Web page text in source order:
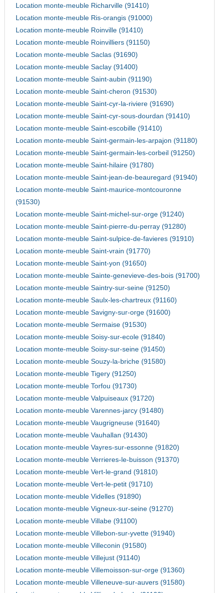
Location monte-meuble Richarville (91410)
Location monte-meuble Ris-orangis (91000)
Location monte-meuble Roinville (91410)
Location monte-meuble Roinvilliers (91150)
Location monte-meuble Saclas (91690)
Location monte-meuble Saclay (91400)
Location monte-meuble Saint-aubin (91190)
Location monte-meuble Saint-cheron (91530)
Location monte-meuble Saint-cyr-la-riviere (91690)
Location monte-meuble Saint-cyr-sous-dourdan (91410)
Location monte-meuble Saint-escobille (91410)
Location monte-meuble Saint-germain-les-arpajon (91180)
Location monte-meuble Saint-germain-les-corbeil (91250)
Location monte-meuble Saint-hilaire (91780)
Location monte-meuble Saint-jean-de-beauregard (91940)
Location monte-meuble Saint-maurice-montcouronne
(91530)
Location monte-meuble Saint-michel-sur-orge (91240)
Location monte-meuble Saint-pierre-du-perray (91280)
Location monte-meuble Saint-sulpice-de-favieres (91910)
Location monte-meuble Saint-vrain (91770)
Location monte-meuble Saint-yon (91650)
Location monte-meuble Sainte-genevieve-des-bois (91700)
Location monte-meuble Saintry-sur-seine (91250)
Location monte-meuble Saulx-les-chartreux (91160)
Location monte-meuble Savigny-sur-orge (91600)
Location monte-meuble Sermaise (91530)
Location monte-meuble Soisy-sur-ecole (91840)
Location monte-meuble Soisy-sur-seine (91450)
Location monte-meuble Souzy-la-briche (91580)
Location monte-meuble Tigery (91250)
Location monte-meuble Torfou (91730)
Location monte-meuble Valpuiseaux (91720)
Location monte-meuble Varennes-jarcy (91480)
Location monte-meuble Vaugrigneuse (91640)
Location monte-meuble Vauhallan (91430)
Location monte-meuble Vayres-sur-essonne (91820)
Location monte-meuble Verrieres-le-buisson (91370)
Location monte-meuble Vert-le-grand (91810)
Location monte-meuble Vert-le-petit (91710)
Location monte-meuble Videlles (91890)
Location monte-meuble Vigneux-sur-seine (91270)
Location monte-meuble Villabe (91100)
Location monte-meuble Villebon-sur-yvette (91940)
Location monte-meuble Villeconin (91580)
Location monte-meuble Villejust (91140)
Location monte-meuble Villemoisson-sur-orge (91360)
Location monte-meuble Villeneuve-sur-auvers (91580)